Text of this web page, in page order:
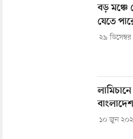
বড় মঞ্চে
যেতে
২৯
১০ জুন